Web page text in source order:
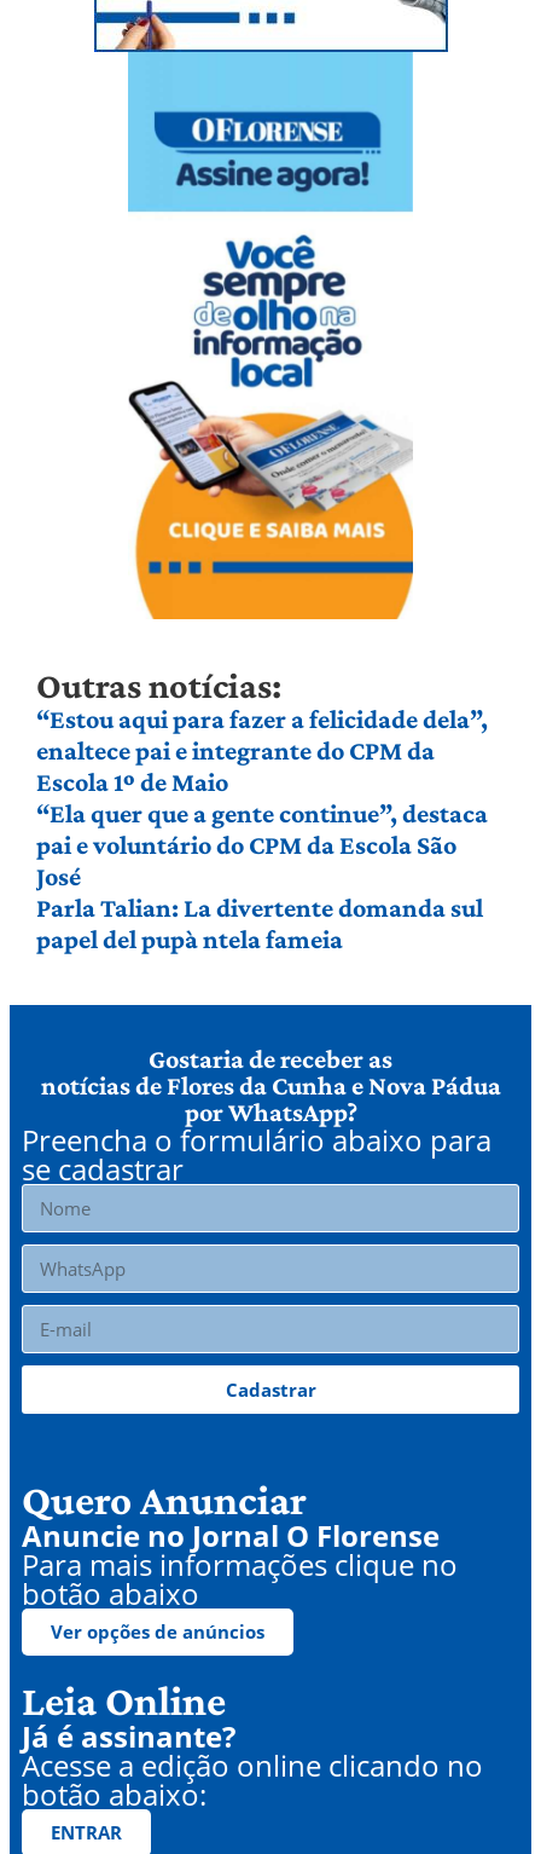
Outras notícias:
“Estou aqui para fazer a felicidade dela”,
enaltece pai e integrante do CPM da
Escola 1º de Maio
“Ela quer que a gente continue”, destaca
pai e voluntário do CPM da Escola São
José
Parla Talian: La divertente domanda sul
papel del pupà ntela fameia
Gostaria de receber as
notícias de Flores da Cunha e Nova Pádua
por WhatsApp?
Preencha o formulário abaixo para
se cadastrar
Cadastrar
Quero Anunciar
Anuncie no Jornal O Florense
Para mais informações clique no
botão abaixo
Ver opções de anúncios
Leia Online
Já é assinante?
Acesse a edição online clicando no
botão abaixo:
ENTRAR